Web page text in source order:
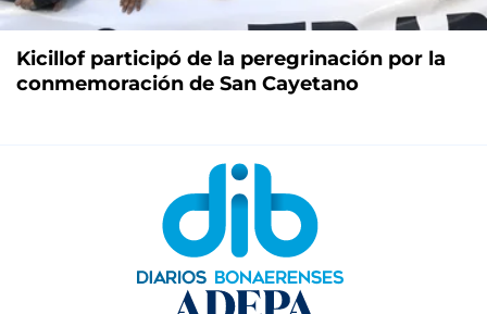
Kicillof participó de la peregrinación por la
conmemoración de San Cayetano